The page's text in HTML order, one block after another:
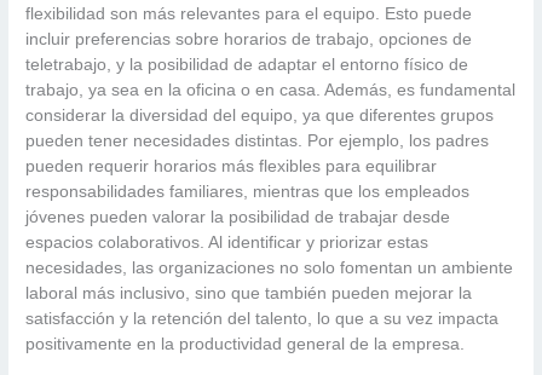
flexibilidad son más relevantes para el equipo. Esto puede
incluir preferencias sobre horarios de trabajo, opciones de
teletrabajo, y la posibilidad de adaptar el entorno físico de
trabajo, ya sea en la oficina o en casa. Además, es fundamental
considerar la diversidad del equipo, ya que diferentes grupos
pueden tener necesidades distintas. Por ejemplo, los padres
pueden requerir horarios más flexibles para equilibrar
responsabilidades familiares, mientras que los empleados
jóvenes pueden valorar la posibilidad de trabajar desde
espacios colaborativos. Al identificar y priorizar estas
necesidades, las organizaciones no solo fomentan un ambiente
laboral más inclusivo, sino que también pueden mejorar la
satisfacción y la retención del talento, lo que a su vez impacta
positivamente en la productividad general de la empresa.